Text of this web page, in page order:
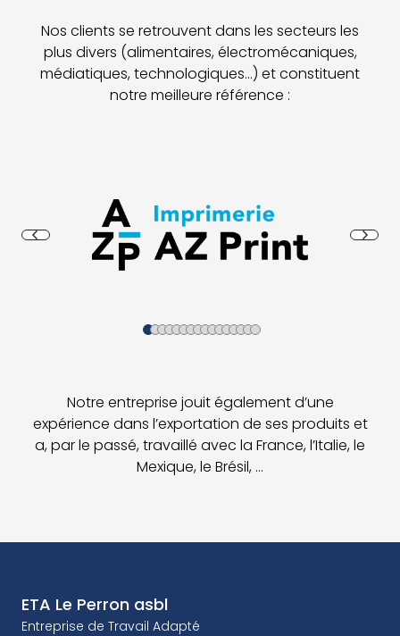
Nos clients se retrouvent dans les secteurs les
plus divers (alimentaires, électromécaniques,
médiatiques, technologiques…) et constituent
notre meilleure référence :
Précédent AZ Print
Notre entreprise jouit également d’une
expérience dans l’exportation de ses produits et
a, par le passé, travaillé avec la France, l’Italie, le
Mexique, le Brésil, …
ETA Le Perron asbl
Entreprise de Travail Adapté